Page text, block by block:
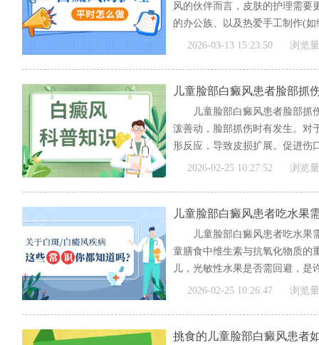
风的伙伴而言，皮肤的护理需要
的办公族、以及热爱手工制作(
[全文]
2026-03-13 15:23:50 浏览
儿童脸部白癜风患者脸部抓
儿童脸部白癜风患者脸部抓
泼善动，脸部抓伤时有发生。对
形反应，导致皮损扩展。促进伤
[全文]
2026-02-25 10:27:52 浏览
儿童脸部白癜风患者吃水果
儿童脸部白癜风患者吃水果
童膳食中维生素与抗氧化物质的
儿，光敏性水果是否需回避，是
2026-02-25 10:26:47 浏览
挑食的儿童脸部白癜风患者